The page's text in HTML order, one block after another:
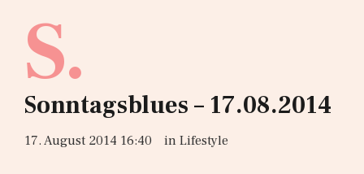
S.
Sonntagsblues – 17.08.2014
17. August 2014 16:40 in Lifestyle